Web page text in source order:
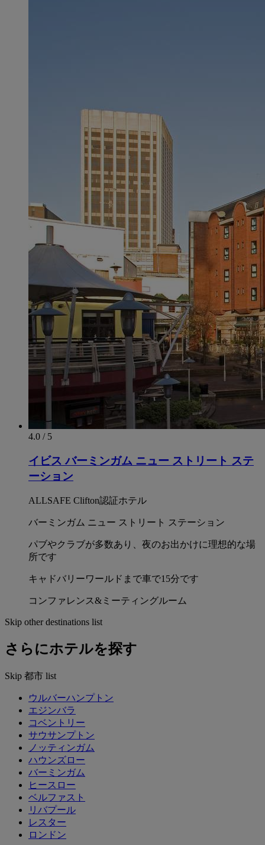
4.0 / 5
イビス バーミンガム ニュー ストリート ステ
ーション
ALLSAFE Clifton認証ホテル
バーミンガム ニュー ストリート ステーション
パブやクラブが多数あり、夜のお出かけに理想的な場
所です
キャドバリーワールドまで車で15分です
コンファレンス&ミーティングルーム
Skip other destinations list
さらにホテルを探す
Skip 都市 list
ウルバーハンプトン
エジンバラ
コベントリー
サウサンプトン
ノッティンガム
ハウンズロー
バーミンガム
ヒースロー
ベルファスト
リバプール
レスター
ロンドン